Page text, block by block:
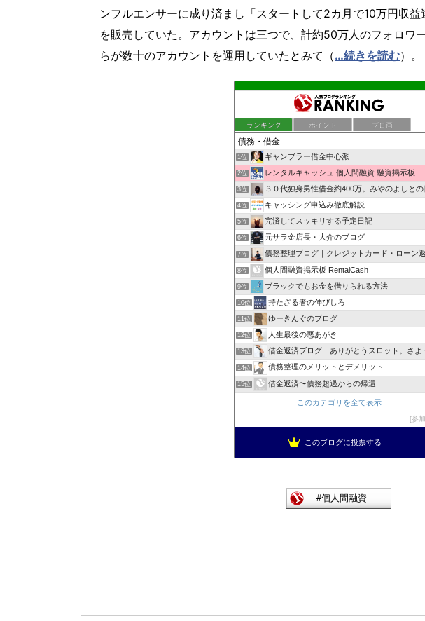
ンフルエンサーに成り済まし「スタートして2カ月で10万円収
を販売していた。アカウントは三つで、計約50万人のフォロワ
らが数十のアカウントを運用していたとみて（…続きを読む）。
ランキング ポイント ブロ画
1位 ギャンブラー借金中心派
2位 レンタルキャッシュ 個人間融資 融資掲示板
3位 ３０代独身男性借金約400万。みやのよしとの日常
4位 キャッシング申込み徹底解説
5位 完済してスッキリする予定日記
6位 元サラ金店長・大介のブログ
7位 債務整理ブログ｜クレジットカード・ローン返済で悩んでいる
8位 個人間融資掲示板 RentalCash
9位 ブラックでもお金を借りられる方法
10位 持たざる者の伸びしろ
11位 ゆーきんぐのブログ
12位 人生最後の悪あがき
13位 借金返済ブログ ありがとうスロット。さようならスロッ
14位 債務整理のメリットとデメリット
15位 借金返済〜債務超過からの帰還
このカテゴリを全て表示
参
このブログに投票する